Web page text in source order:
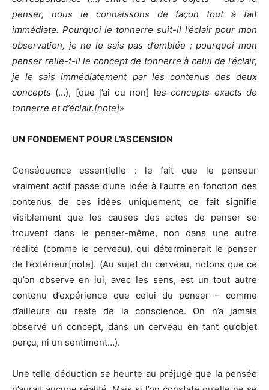
penser, nous le connaissons de façon tout à fait
immédiate. Pourquoi le tonnerre suit-il l’éclair pour mon
observation, je ne le sais pas d’emblée ; pourquoi mon
penser relie-t-il le concept de tonnerre à celui de l’éclair,
je le sais immédiatement par les contenus des deux
concepts (…), [que j’ai ou non] les concepts exacts de
tonnerre et d’éclair.[note]»
UN FONDEMENT POUR L’ASCENSION
Conséquence essentielle : le fait que le penseur
vraiment actif passe d’une idée à l’autre en fonction des
contenus de ces idées uniquement, ce fait signifie
visiblement que les causes des actes de penser se
trouvent dans le penser-même, non dans une autre
réalité (comme le cerveau), qui déterminerait le penser
de l’extérieur[note]. (Au sujet du cerveau, notons que ce
qu’on observe en lui, avec les sens, est un tout autre
contenu d’expérience que celui du penser – comme
d’ailleurs du reste de la conscience. On n’a jamais
observé un concept, dans un cerveau en tant qu’objet
perçu, ni un sentiment…).
Une telle déduction se heurte au préjugé que la pensée